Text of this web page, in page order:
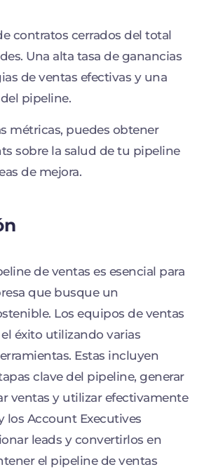
contratos cerrados del total
Una alta tasa de ganancias
de ventas efectivas y una
pipeline.
métricas, puedes obtener
sobre la salud de tu pipeline
de mejora.
de ventas es esencial para
que busque un
Los equipos de ventas
éxito utilizando varias
Estas incluyen
clave del pipeline, generar
ventas y utilizar efectivamente
los Account Executives
leads y convertirlos en
el pipeline de ventas